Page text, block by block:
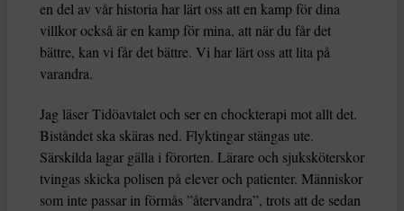
en del av vår historia har lärt oss att en kamp för dina
villkor också är en kamp för mina, att när du får det
bättre, kan vi får det bättre. Vi har lärt oss att lita på
varandra.
Jag läser Tidöavtalet och ser en chockterapi mot allt det.
Biståndet ska skäras ned. Flyktingar stängas ute.
Särskilda lagar gälla i förorten. Lärare och sjuksköterskor
tvingas skicka polisen på elever och patienter. Människor
som inte passar in förmås ”återvandra”, trots att de sedan